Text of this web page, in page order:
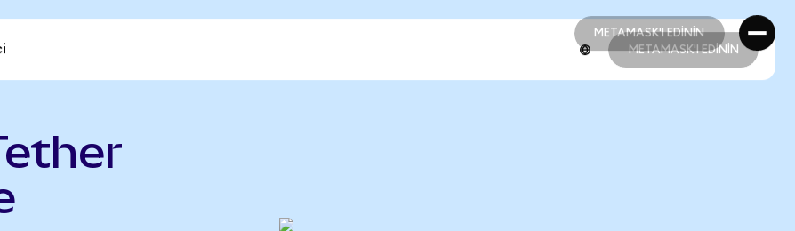
METAMASK'I EDİNİN
METAMASK'I EDİNİN
METAMASK'I EDİNİN